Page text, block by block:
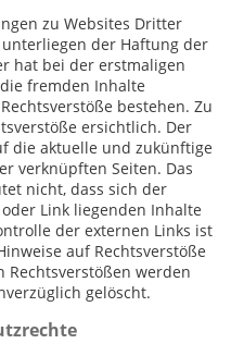
zu Websites Dritter
unterliegen der Haftung der
hat bei der erstmaligen
fremden Inhalte
bestehen. Zu
ersichtlich. Der
die aktuelle und zukünftige
verknüpften Seiten. Das
nicht, dass sich der
Link liegenden Inhalte
der externen Links ist
auf Rechtsverstöße
Rechtsverstößen werden
gelöscht.